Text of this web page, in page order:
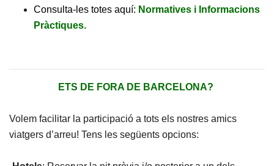
Consulta-les totes aquí: Normatives i Informacions
Pràctiques.
ETS DE FORA DE BARCELONA?
Volem facilitar la participació a tots els nostres amics
viatgers d’arreu! Tens les següents opcions: